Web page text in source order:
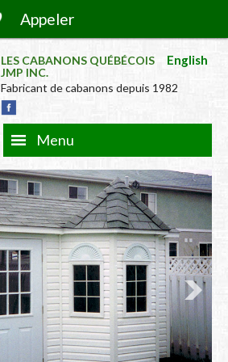
Appeler
English
LES CABANONS QUÉBÉCOIS
JMP INC.
Fabricant de cabanons depuis 1982
Menu